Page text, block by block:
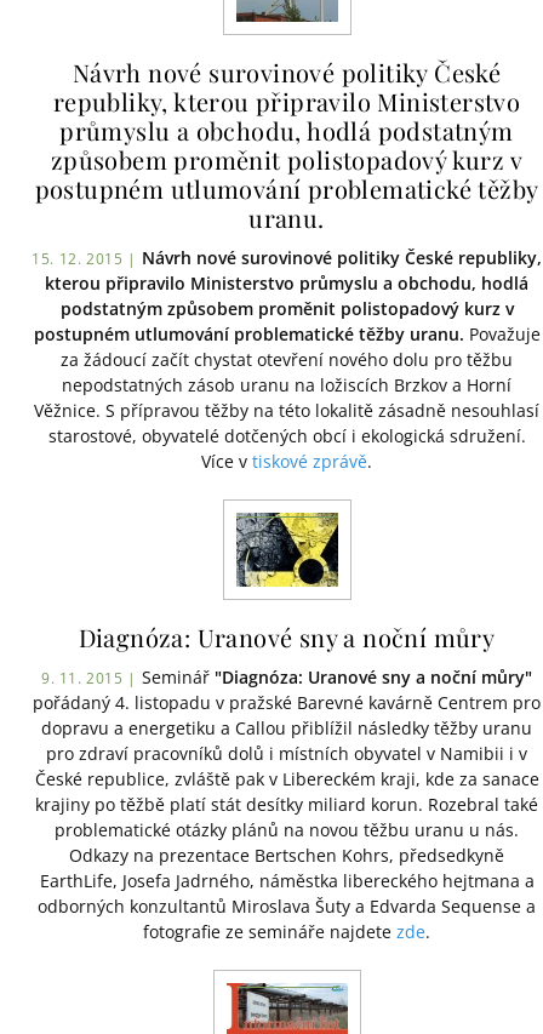
Návrh nové surovinové politiky České
republiky, kterou připravilo Ministerstvo
průmyslu a obchodu, hodlá podstatným
způsobem proměnit polistopadový kurz v
postupném utlumování problematické těžby
uranu.
15. 12. 2015 | Návrh nové surovinové politiky České republiky,
kterou připravilo Ministerstvo průmyslu a obchodu, hodlá
podstatným způsobem proměnit polistopadový kurz v
postupném utlumování problematické těžby uranu. Považuje
za žádoucí začít chystat otevření nového dolu pro těžbu
nepodstatných zásob uranu na ložiscích Brzkov a Horní
Věžnice. S přípravou těžby na této lokalitě zásadně nesouhlasí
starostové, obyvatelé dotčených obcí i ekologická sdružení.
Více v tiskové zprávě.
Diagnóza: Uranové sny a noční můry
9. 11. 2015 | Seminář "Diagnóza: Uranové sny a noční můry"
pořádaný 4. listopadu v pražské Barevné kavárně Centrem pro
dopravu a energetiku a Callou přiblížil následky těžby uranu
pro zdraví pracovníků dolů i místních obyvatel v Namibii i v
České republice, zvláště pak v Libereckém kraji, kde za sanace
krajiny po těžbě platí stát desítky miliard korun. Rozebral také
problematické otázky plánů na novou těžbu uranu u nás.
Odkazy na prezentace Bertschen Kohrs, předsedkyně
EarthLife, Josefa Jadrného, náměstka libereckého hejtmana a
odborných konzultantů Miroslava Šuty a Edvarda Sequense a
fotografie ze semináře najdete zde.